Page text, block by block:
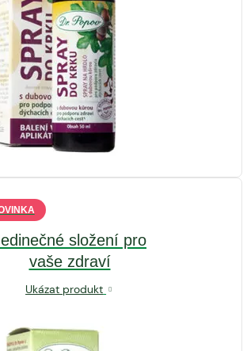
složení pro
vaše zdraví
Ukázat produkt